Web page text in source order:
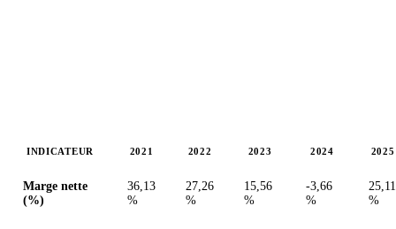
INDICATEUR 2021 2022 2023 2024 2025
Marge nette
(%)
36,13
%
27,26
%
15,56
%
-3,66
%
25,11
%